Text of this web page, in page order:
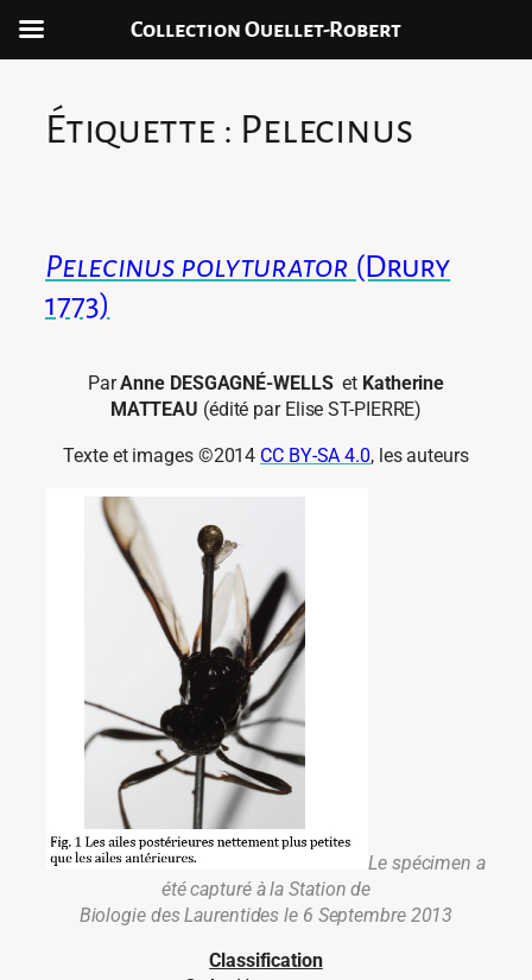
contenuÉtiquette : Pelecinus
Pelecinus polyturator (Drury
1773)
ParAnne DESGAGNÉ-WELLS et Katherine
MATTEAU (édité par Elise ST-PIERRE)
Texte et images ©2014 CC BY-SA 4.0, les auteurs
Le spécimen a
été capturé à la Station de
Biologie des Laurentides le 6 Septembre 2013
Classification
Collection Ouellet-Robert